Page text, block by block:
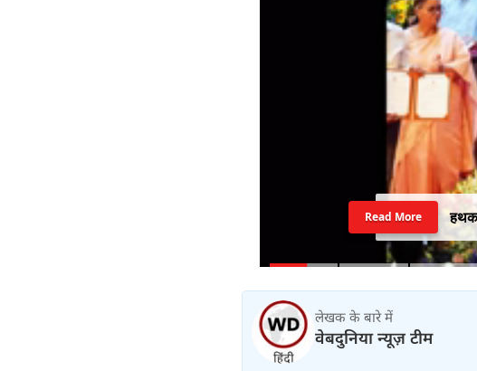
Read More
लेखक के बारे में
वेबदुनिया न्यूज़ टीम